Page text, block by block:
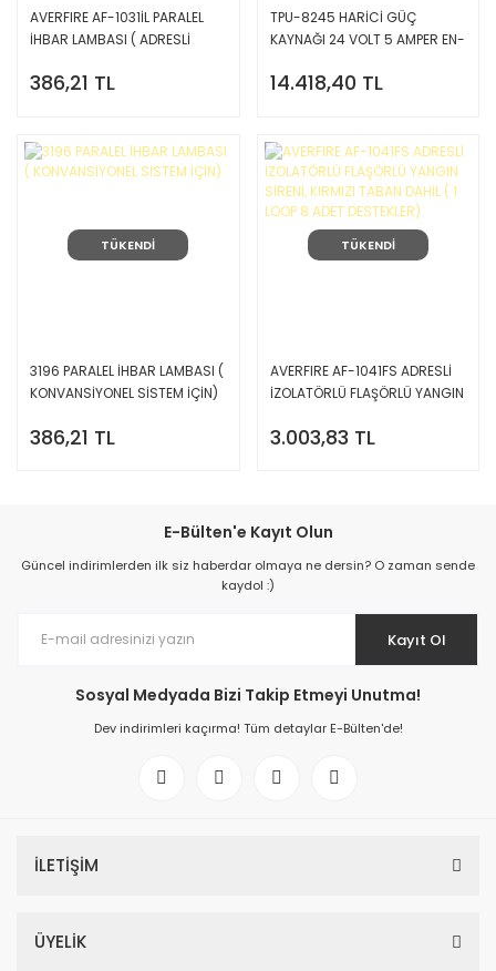
AVERFIRE AF-1031İL PARALEL
İHBAR LAMBASI ( ADRESLİ
386,21 TL
TPU-8245 HARİCİ GÜÇ
KAYNAĞI 24 VOLT 5 AMPER EN-
14.418,40 TL
TÜKENDİ
3196 PARALEL İHBAR LAMBASI (
KONVANSİYONEL SİSTEM İÇİN)
386,21 TL
TÜKENDİ
AVERFIRE AF-1041FS ADRESLİ
İZOLATÖRLÜ FLAŞÖRLÜ YANGIN
LOOP 8 ADET DESTEKLER)
3.003,83 TL
E-Bülten'e Kayıt Olun
Güncel indirimlerden ilk siz haberdar olmaya ne dersin? O zaman sende
kaydol :)
Kayıt Ol
Sosyal Medyada Bizi Takip Etmeyi Unutma!
Dev indirimleri kaçırma! Tüm detaylar E-Bülten'de!
İLETİŞİM
ÜYELİK